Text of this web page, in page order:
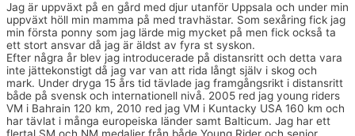
Jag är uppväxt på en gård med djur utanför Uppsala och under min
uppväxt höll min mamma på med travhästar. Som sexåring fick jag
min första ponny som jag lärde mig mycket på men fick också ta
ett stort ansvar då jag är äldst av fyra st syskon.
Efter några år blev jag introducerade på distansritt och detta vara
inte jättekonstigt då jag var van att rida långt själv i skog och
mark. Under dryga 15 års tid tävlade jag framgångsrikt i distansritt
både på svensk och internationell nivå. 2005 red jag young riders
VM i Bahrain 120 km, 2010 red jag VM i Kuntacky USA 160 km och
har tävlat i många europeiska länder samt Balticum. Jag har ett